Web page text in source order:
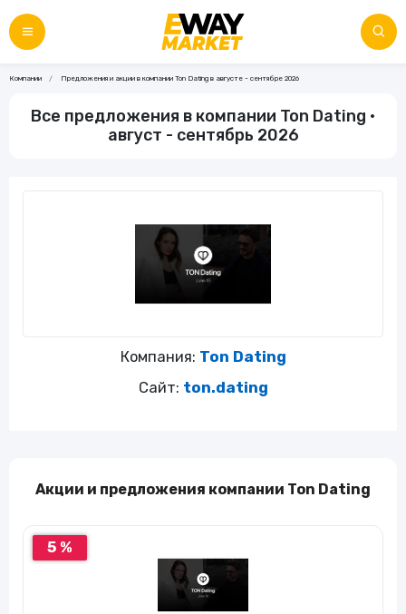
Компании Предложения и акции в компании Ton Dating в августе - сентябре 2026
Все предложения в компании Ton Dating •
август - сентябрь 2026
Компания: Ton Dating
Сайт: ton.dating
Акции и предложения компании Ton Dating
5 %